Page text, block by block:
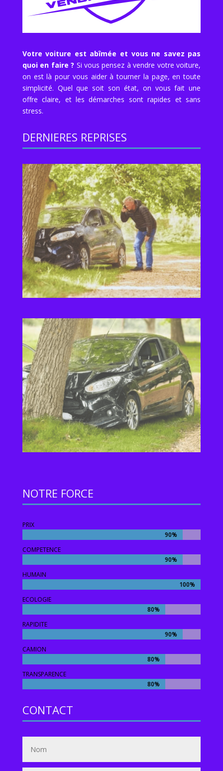
Votre voiture est abîmée et vous ne savez pas
quoi en faire ? Si vous pensez à vendre votre voiture,
on est là pour vous aider à tourner la page, en toute
simplicité. Quel que soit son état, on vous fait une
offre claire, et les démarches sont rapides et sans
stress.
DERNIERES REPRISES
NOTRE FORCE
PRIX
90%
90%
COMPETENCE
90%
90%
HUMAIN
100%
100%
ECOLOGIE
80%
80%
RAPIDITE
90%
90%
CAMION
80%
80%
TRANSPARENCE
80%
80%
CONTACT